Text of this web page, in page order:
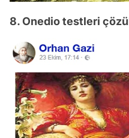
8. Onedio testleri